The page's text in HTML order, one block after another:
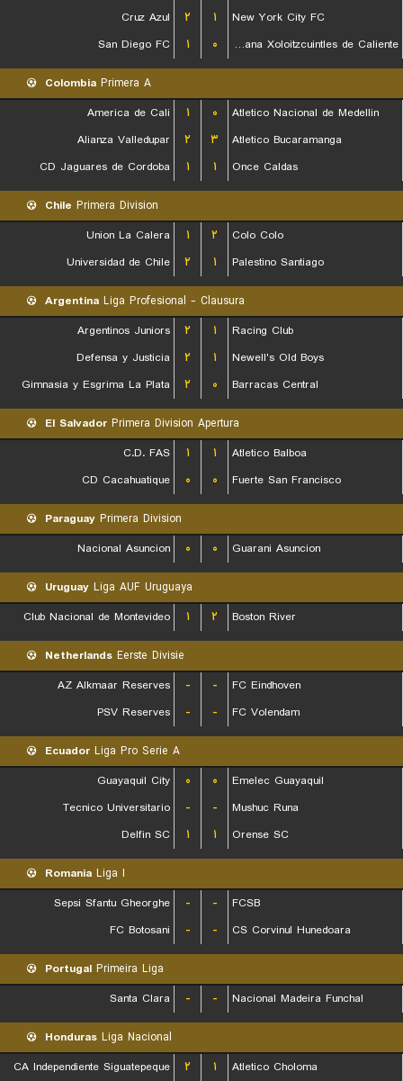
Cruz Azul
۲ ۱
New York City FC
San Diego FC
۱ ۰ Club Tijuana Xoloitzcuintles de Caliente
Colombia Primera A
America de Cali
۱ ۰
Atletico Nacional de Medellin
Alianza Valledupar
۲ ۳
Atletico Bucaramanga
CD Jaguares de Cordoba
۱ ۱ Once Caldas
Chile Primera Division
Union La Calera
۱ ۲
Colo Colo
Universidad de Chile
۲ ۱ Palestino Santiago
Argentina Liga Profesional - Clausura
Argentinos Juniors
۲ ۱
Racing Club
Defensa y Justicia
۲ ۱
Newell's Old Boys
Gimnasia y Esgrima La Plata
۲ ۰ Barracas Central
El Salvador Primera Division Apertura
C.D. FAS
۱ ۱
Atletico Balboa
CD Cacahuatique
۰ ۰ Fuerte San Francisco
Paraguay Primera Division
Nacional Asuncion
۰ ۰ Guarani Asuncion
Uruguay Liga AUF Uruguaya
Club Nacional de Montevideo
۱ ۲ Boston River
Netherlands Eerste Divisie
AZ Alkmaar Reserves
- -
FC Eindhoven
PSV Reserves
- - FC Volendam
Ecuador Liga Pro Serie A
Guayaquil City
۰ ۰
Emelec Guayaquil
Tecnico Universitario
- -
Mushuc Runa
Delfin SC
۱ ۱ Orense SC
Romania Liga I
Sepsi Sfantu Gheorghe
- -
FCSB
FC Botosani
- - CS Corvinul Hunedoara
Portugal Primeira Liga
Santa Clara
- - Nacional Madeira Funchal
Honduras Liga Nacional
CA Independiente Siguatepeque
۲ ۱
Atletico Choloma